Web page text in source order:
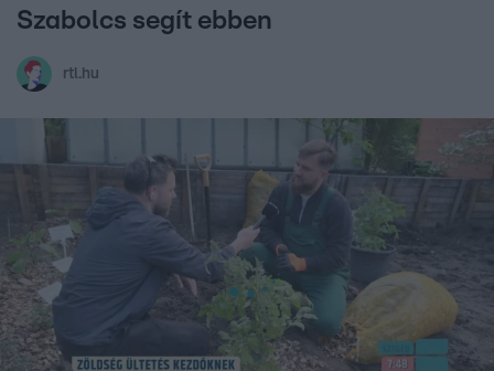
Szabolcs segít ebben
rtl.hu